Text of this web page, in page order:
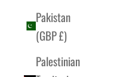
Pakistan
(GBP £)
Palestinian